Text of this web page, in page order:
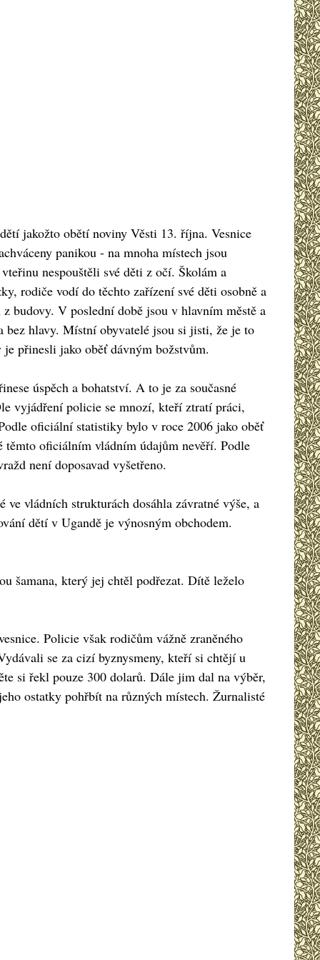
jakožto obětí noviny Věsti 13. října. Vesnice
panikou - na mnoha místech jsou
nespouštěli své děti z očí. Školám a
rodiče vodí do těchto zařízení své děti osobně a
budovy. V poslední době jsou v hlavním městě a
bez hlavy. Místní obyvatelé jsou si jisti, že je to
přinesli jako oběť dávným božstvům.
úspěch a bohatství. A to je za současné
vyjádření policie se mnozí, kteří ztratí práci,
oficiální statistiky bylo v roce 2006 jako oběť
těmto oficiálním vládním údajům nevěří. Podle
není doposavad vyšetřeno.
vládních strukturách dosáhla závratné výše, a
dětí v Ugandě je výnosným obchodem.
šamana, který jej chtěl podřezat. Dítě leželo
Policie však rodičům vážně zraněného
se za cizí byznysmeny, kteří si chtějí u
si řekl pouze 300 dolarů. Dále jim dal na výběr,
ostatky pohřbít na různých místech. Žurnalisté